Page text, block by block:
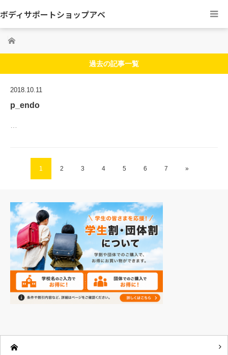
ボディサポートショップアベ
ホーム
過去の記事一覧
2018.10.11
p_endo
1 2 3 4 5 6 7 »